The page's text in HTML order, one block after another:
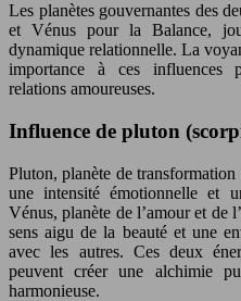
Les planètes gouvernantes des
et Vénus pour la Balance,
dynamique relationnelle. La
importance à ces influences
relations amoureuses.
Influence de pluton
Pluton, planète de
une intensité émotionnelle et
Vénus, planète de l’amour et de
sens aigu de la beauté et une
avec les autres. Ces deux
peuvent créer une alchimie
harmonieuse.